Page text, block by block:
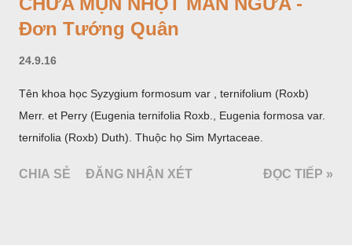
Đơn Tướng Quân
24.9.16
Tên khoa học Syzygium formosum var , ternifolium (Roxb)
Merr. et Perry (Eugenia ternifolia Roxb., Eugenia formosa var.
ternifolia (Roxb) Duth). Thuộc họ Sim Myrtaceae.
CHIA SẺ ĐĂNG NHẬN XÉT ĐỌC TIẾP »